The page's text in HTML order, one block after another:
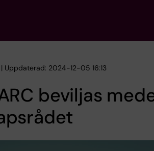
Uppdaterad: 2024-12-05 16:13
beviljas